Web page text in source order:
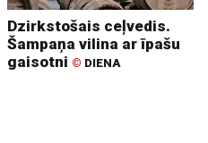
Dzirkstošais ceļvedis.
Šampaņa vilina ar īpašu
gaisotni © DIENA